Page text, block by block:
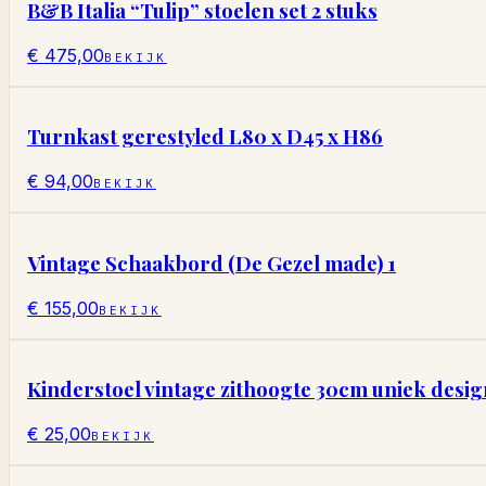
B&B Italia “Tulip” stoelen set 2 stuks
€ 475,00BEKIJK
Turnkast gerestyled L80 x D45 x H86
€ 94,00BEKIJK
Vintage Schaakbord (De Gezel made) 1
€ 155,00BEKIJK
Kinderstoel vintage zithoogte 30cm uniek
€ 25,00BEKIJK